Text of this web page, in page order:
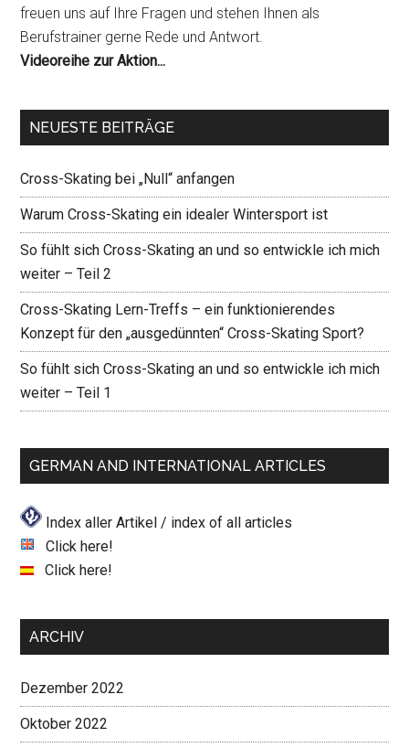
freuen uns auf Ihre Fragen und stehen Ihnen als
Berufstrainer gerne Rede und Antwort.
Videoreihe zur Aktion...
NEUESTE BEITRÄGE
Cross-Skating bei „Null“ anfangen
Warum Cross-Skating ein idealer Wintersport ist
So fühlt sich Cross-Skating an und so entwickle ich mich
weiter – Teil 2
Cross-Skating Lern-Treffs – ein funktionierendes
Konzept für den „ausgedünnten“ Cross-Skating Sport?
So fühlt sich Cross-Skating an und so entwickle ich mich
weiter – Teil 1
GERMAN AND INTERNATIONAL ARTICLES
Index aller Artikel / index of all articles
Click here!
Click here!
ARCHIV
Dezember 2022
Oktober 2022